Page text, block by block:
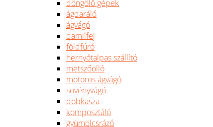
döngölő gépek
ágdaráló
ágvágó
damilfej
földfúró
hernyótalpas szállító
metszőolló
motoros ágvágó
sövényvágó
dobkasza
komposztáló
gyümölcsrázó